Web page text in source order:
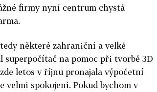
firmy nyní centrum chystá
některé zahraniční a velké
superpočítač na pomoc při tvorbě 3D
letos v říjnu pronajala výpočetní
velmi spokojeni. Pokud bychom v